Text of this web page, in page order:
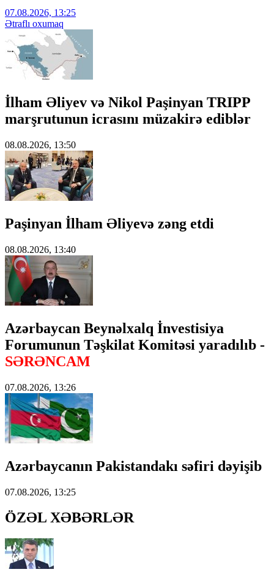
07.08.2026, 13:25
Ətraflı oxumaq
İlham Əliyev və Nikol Paşinyan TRIPP
marşrutunun icrasını müzakirə ediblər
08.08.2026, 13:50
Paşinyan İlham Əliyevə zəng etdi
08.08.2026, 13:40
Azərbaycan Beynəlxalq İnvestisiya
Forumunun Təşkilat Komitəsi yaradılıb -
SƏRƏNCAM
07.08.2026, 13:26
Azərbaycanın Pakistandakı səfiri dəyişib
07.08.2026, 13:25
ÖZƏL XƏBƏRLƏR